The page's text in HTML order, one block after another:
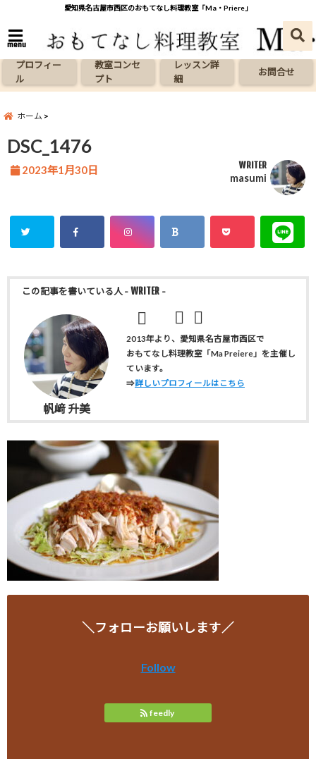
愛知県名古屋市西区のおもてなし料理教室「Ma・Priere」
menu
プロフィー
ル
教室コンセ
プト
レッスン詳
細
お問合せ
ホーム
DSC_1476
2023年1月30日 WRITER
masumi
この記事を書いている人 - WRITER -
2013年より、愛知県名古屋市西区で
おもてなし料理教室「Ma Preiere」を主催し
ています。
⇒詳しいプロフィールはこちら
帆﨑 升美
＼フォローお願いします／
Follow
feedly